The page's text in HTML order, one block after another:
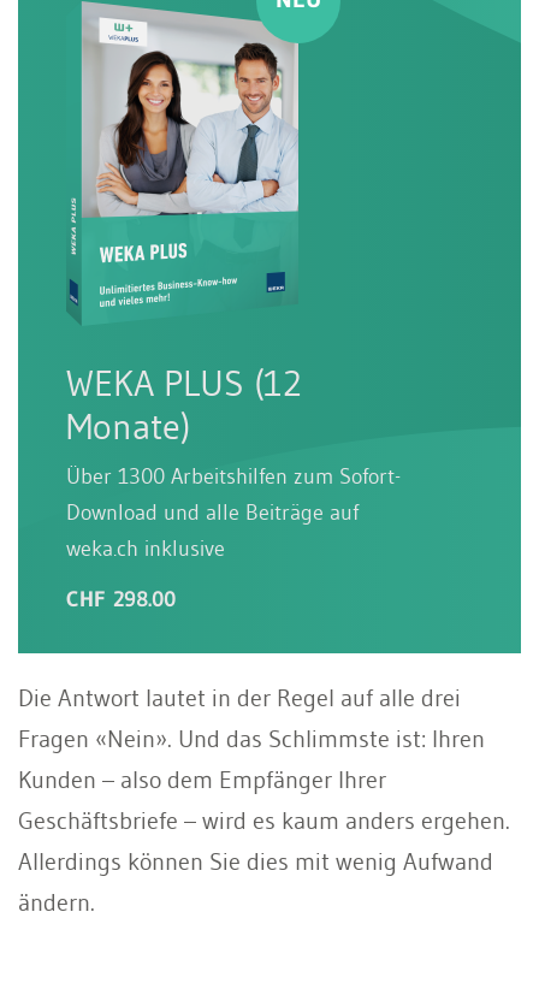
WEKA PLUS (12
Monate)
Über 1300 Arbeitshilfen zum Sofort-
Download und alle Beiträge auf
weka.ch inklusive
CHF 298.00
Die Antwort lautet in der Regel auf alle drei
Fragen «Nein». Und das Schlimmste ist: Ihren
Kunden – also dem Empfänger Ihrer
Geschäftsbriefe – wird es kaum anders ergehen.
Allerdings können Sie dies mit wenig Aufwand
ändern.